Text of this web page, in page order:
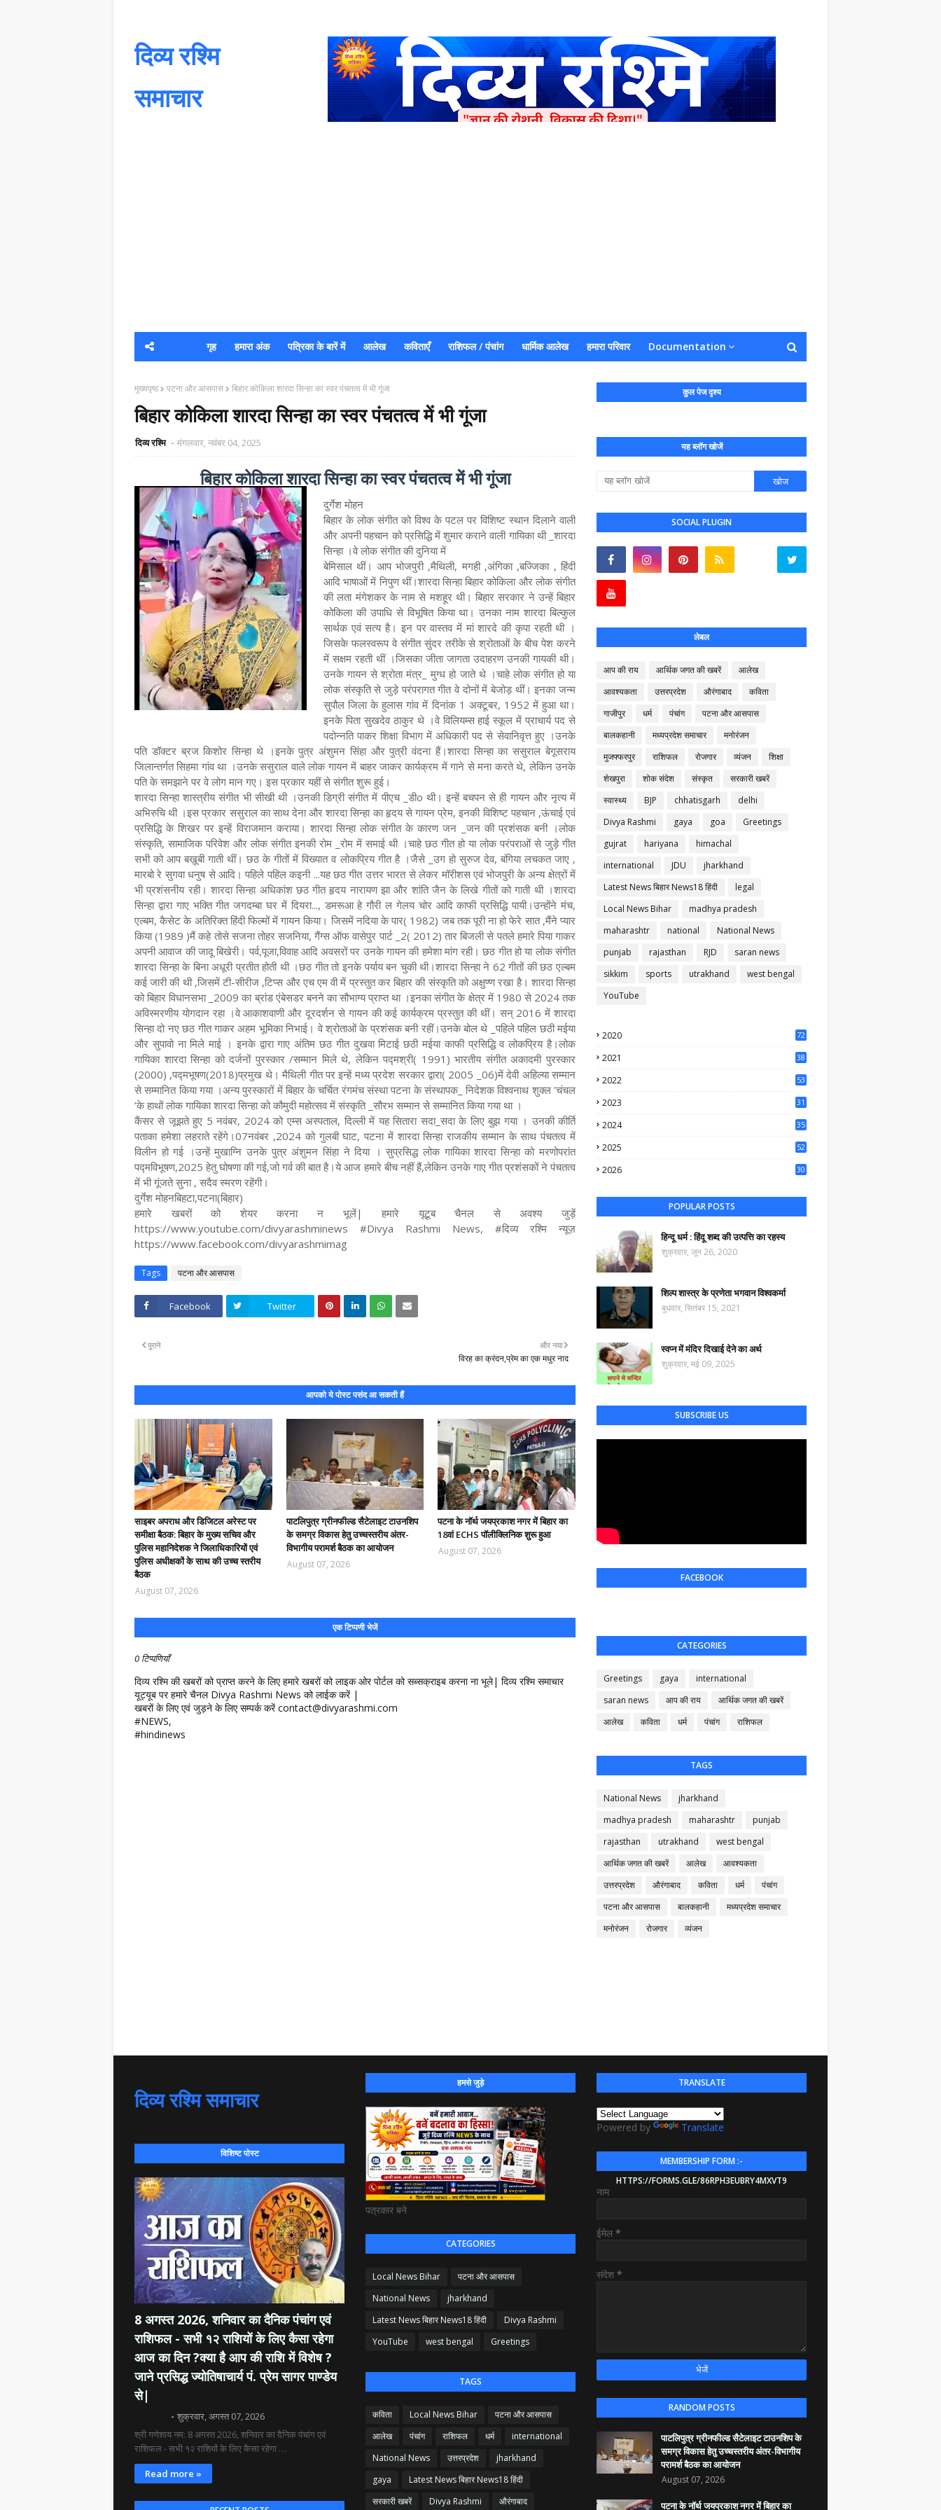
दिव्य रश्मि
समाचार
गृह हमारा अंक पत्रिका के बारें में आलेख कविताएँ राशिफल / पंचांग धार्मिक आलेख हमारा परिवार Documentation
मुख्यपृष्ठ पटना और आसपास बिहार कोकिला शारदा सिन्हा का स्वर पंचतत्व में भी गूंजा
बिहार कोकिला शारदा सिन्हा का स्वर पंचतत्व में भी गूंजा
दिव्य रश्मि मंगलवार, नवंबर 04, 2025
बिहार कोकिला शारदा सिन्हा का स्वर पंचतत्व में भी गूंजा
दुर्गेश मोहन
बिहार के लोक संगीत को विश्व के पटल पर विशिष्ट स्थान दिलाने वाली
और अपनी पहचान को प्रसिद्धि में शुमार कराने वाली गायिका थी _शारदा
सिन्हा ।वे लोक संगीत की दुनिया में
बेमिसाल थीं। आप भोजपुरी ,मैथिली, मगही ,अंगिका ,बज्जिका , हिंदी
आदि भाषाओं में निपुण थीं।शारदा सिन्हा बिहार कोकिला और लोक संगीत
की लता मंगेशकर के नाम से मशहूर थी। बिहार सरकार ने उन्हें बिहार
कोकिला की उपाधि से विभूषित किया था। उनका नाम शारदा बिल्कुल
सार्थक एवं सत्य है। इन पर वास्तव में मां शारदे की कृपा रहती थी ।
जिसके फलस्वरूप वे संगीत सुंदर तरीके से श्रोताओं के बीच पेश करने
में सक्षम रहती थीं ।जिसका जीता जागता उदाहरण उनकी गायकी थी।
उनके गायन से श्रोता मंत्र_ मुग्ध हो जाते थे ।चाहे लोक संगीत हो या
लोक संस्कृति से जुड़े परंपरागत गीत वे दोनों में बेजोड़ थीं। इनका जन्म
सुपौल जिला के हुलास गांव में दिनांक 1 अक्टूबर, 1952 में हुआ था।
इनके पिता सुखदेव ठाकुर थे ।वे विलियम्स हाई स्कूल में प्राचार्य पद से
पदोन्नति पाकर शिक्षा विभाग में अधिकारी पद से सेवानिवृत्त हुए ।उनके
पति डॉक्टर ब्रज किशोर सिन्हा थे ।इनके पुत्र अंशुमन सिंहा और पुत्री वंदना हैं।शारदा सिन्हा का ससुराल बेगूसराय
जिलान्तर्गत सिहमा गांव था ।उनके ससुराल वाले लोक गायन में बाहर जाकर कार्यक्रम में गाने से मना करते थे, लेकिन उनके
पति के समझाने पर वे लोग मान गए। इस प्रकार यहीं से संगीत शुरू हुई।
शारदा सिन्हा शास्त्रीय संगीत भी सीखी थी ।उनकी डिग्री संगीत में पीएच _डीo थी। इन्हें बचपन से ही गायन और नृत्य में
अभिरुचि थी ।इस प्रकार ससुराल का साथ देना और शारदा सिन्हा का हृदय से गायन प्रेम, इनकी विशिष्ट पहचान ,ऊंचाई एवं
प्रसिद्धि के शिखर पर इन्हें विराजमान कराया। शारदा सिन्हा लोक संगीत के कारण जन _जन की प्रशंसक बनी ।लोक
संस्कृति, सामाजिक परिवेश और लोक संगीत इनकी रोम _रोम में समाई थी ।चाहे छठ गीत हो या लोक परंपराओं से जुड़े गीत
सभी को आप बख़ूबी गाती थीं। छठ के गीतों में विख्यात व लोकप्रिय गीत है ।जैसे _उग हो सुरुज देव, बंगिया लचकत जाए ,
मारबो रे सुगवा धनुष से आदि। पहिले पहिल कइनी ...यह छठ गीत उत्तर भारत से लेकर मॉरीशस एवं भोजपुरी के अन्य क्षेत्रों में
भी प्रशंसनीय रही। शारदा सिन्हा अधिकांश छठ गीत हृदय नारायण झा और शांति जैन के लिखे गीतों को गाती थी ।शारदा
सिन्हा द्वारा गाए भक्ति गीत जगदम्बा घर में दियरा..., डमरूआ हे गौरी ल गेलय चोर आदि काफी प्रसिद्धि पायी।उन्होंने मंच,
एल्बम, कैसेट के अतिरिक्त हिंदी फिल्मों में गायन किया। जिसमें नदिया के पार( 1982) जब तक पूरी ना हो फेरे सात ,मैंने प्यार
किया (1989 )मैं कहे तोसे सजना तोहर सजनिया, गैंग्स ऑफ वासेपुर पार्ट _2( 2012) तार बिजली से पतले हमारे पिया गाकर
अपनी आवाज की जादू बिखेरी। पर्व,पूजा,विवाह आदि अवसरों पर उनके गायन की हमेशा मांग रही। छठ गीत हो या लोक संगीत
शारदा सिन्हा के बिना अधूरी प्रतीत होती थी ।छठ गीत तो इनके पर्याय बन चुकी थी।शारदा सिन्हा ने 62 गीतों की छठ एल्बम
कई जारी की थी ,जिसमें टी-सीरीज ,टिप्स और एच एम वी में प्रस्तुत कर बिहार की संस्कृति को अक्षुण्ण रखा है। शारदा सिन्हा
को बिहार विधानसभा _2009 का ब्रांड एंबेसडर बनने का सौभाग्य प्राप्त था ।इनका संगीत के क्षेत्र में 1980 से 2024 तक
अविस्मरणीय योगदान रहा ।वे आकाशवाणी और दूरदर्शन से गायन की कई कार्यक्रम प्रस्तुत की थीं। सन् 2016 में शारदा
सिन्हा दो नए छठ गीत गाकर अहम भूमिका निभाई। वे श्रोताओं के प्रशंसक बनी रहीं।उनके बोल थे _पहिले पहिल छठी मईया
और सुपावो ना मिले माई । इनके द्वारा गाए अंतिम छठ गीत दुखवा मिटाई छठी मईया काफी प्रसिद्धि व लोकप्रिय है।लोक
गायिका शारदा सिन्हा को दर्जनों पुरस्कार /सम्मान मिले थे, लेकिन पद्मश्री( 1991) भारतीय संगीत अकादमी पुरस्कार
(2000) ,पद्मभूषण(2018)प्रमुख थे। मैथिली गीत पर इन्हें मध्य प्रदेश सरकार द्वारा( 2005 _06)में देवी अहिल्या सम्मान
से सम्मानित किया गया ।अन्य पुरस्कारों में बिहार के चर्चित रंगमंच संस्था पटना के संस्थापक_ निदेशक विश्वनाथ शुक्ल ’चंचल
’के हाथों लोक गायिका शारदा सिन्हा को कौमुदी महोत्सव में संस्कृति _सौरभ सम्मान से सम्मानित किया गया था ।
कैंसर से जूझते हुए 5 नवंबर, 2024 को एम्स अस्पताल, दिल्ली में यह सितारा सदा_सदा के लिए बुझ गया । उनकी कीर्ति
पताका हमेशा लहराते रहेंगे।07नवंबर ,2024 को गुलबी घाट, पटना में शारदा सिन्हा राजकीय सम्मान के साथ पंचतत्व में
विलीन हो गई ।उन्हें मुखाग्नि उनके पुत्र अंशुमन सिंहा ने दिया । सुप्रसिद्ध लोक गायिका शारदा सिन्हा को मरणोपरांत
पद्मविभूषण,2025 हेतु घोषणा की गई,जो गर्व की बात है।ये आज हमारे बीच नहीं हैं,लेकिन उनके गाए गीत प्रशंसकों ने पंचतत्व
में भी गूंजते सुना , सदैव स्मरण रहेंगी।
दुर्गेश मोहनबिहटा,पटना(बिहार)
हमारे खबरों को शेयर करना न भूलें| हमारे यूटूब चैनल से अवश्य जुड़ें
https://www.youtube.com/divyarashminews #Divya Rashmi News, #दिव्य रश्मि न्यूज़
https://www.facebook.com/divyarashmimag
Tags पटना और आसपास
Facebook Twitter
और नया
विरह का क्रंदन,प्रेम का एक मधुर नाद
पुराने
आपको ये पोस्ट पसंद आ सकती हैं
साइबर अपराध और डिजिटल अरेस्ट पर
समीक्षा बैठक: बिहार के मुख्य सचिव और
पुलिस महानिदेशक ने जिलाधिकारियों एवं
पुलिस अधीक्षकों के साथ की उच्च स्तरीय
बैठक
August 07, 2026
पाटलिपुत्र ग्रीनफील्ड सैटेलाइट टाउनशिप
के समग्र विकास हेतु उच्चस्तरीय अंतर-
विभागीय परामर्श बैठक का आयोजन
August 07, 2026
पटना के नॉर्थ जयप्रकाश नगर में बिहार का
18वां ECHS पॉलीक्लिनिक शुरू हुआ
August 07, 2026
एक टिप्पणी भेजें
0 टिप्पणियाँ
दिव्य रश्मि की खबरों को प्राप्त करने के लिए हमारे खबरों को लाइक ओर पोर्टल को सब्सक्राइब करना ना भूले| दिव्य रश्मि समाचार
यूट्यूब पर हमारे चैनल Divya Rashmi News को लाईक करें |
खबरों के लिए एवं जुड़ने के लिए सम्पर्क करें contact@divyarashmi.com
#NEWS,
#hindinews
कुल पेज दृश्य
यह ब्लॉग खोजें
SOCIAL PLUGIN
लेबल
आप की राय आर्थिक जगत की खबरें
आलेख
आवश्यकता
उत्तरप्रदेश औरंगाबाद
कविता
गाजीपुर
धर्म पंचांग
पटना और आसपास
बालकहानी
मध्यप्रदेश समाचार
मनोरंजन
मुजफ्फरपुर
राशिफल रोजगार व्यंजन
शिक्षा
शेखपुरा
शोक संदेश संस्कृत
सरकारी खबरें
स्वास्थ्य
BJP chhatisgarh
delhi
Divya Rashmi
gaya goa
Greetings
gujrat
hariyana
himachal
international
JDU
jharkhand
Latest News बिहार News18 हिंदी
legal
Local News Bihar
madhya pradesh
maharashtr
national
National News
punjab
rajasthan RJD
saran news
sikkim
sports utrakhand
west bengal
YouTube
2020
72
2021
38
2022
53
2023
31
2024
35
2025
52
2026
30
POPULAR POSTS
हिन्दू धर्म : हिंदू शब्द की उत्पत्ति का रहस्य
शुक्रवार, जून 26, 2020
शिल्प शास्त्र के प्रणेता भगवान विश्वकर्मा
बुधवार, सितंबर 15, 2021
स्वप्न में मंदिर दिखाई देने का अर्थ
शुक्रवार, मई 09, 2025
SUBSCRIBE US
FACEBOOK
CATEGORIES
Greetings gaya
international
saran news
आप की राय
आर्थिक जगत की खबरें
आलेख
कविता धर्म पंचांग राशिफल
TAGS
National News
jharkhand
madhya pradesh
maharashtr
punjab
rajasthan
utrakhand
west bengal
आर्थिक जगत की खबरें
आलेख
आवश्यकता
उत्तरप्रदेश
औरंगाबाद कविता धर्म
पंचांग
पटना और आसपास
बालकहानी
मध्यप्रदेश समाचार
मनोरंजन
रोजगार व्यंजन
दिव्य रश्मि समाचार
विशिष्ट पोस्ट
8 अगस्त 2026, शनिवार का दैनिक पंचांग एवं
राशिफल - सभी १२ राशियों के लिए कैसा रहेगा
आज का दिन ?क्या है आप की राशि में विशेष ?
जाने प्रसिद्ध ज्योतिषाचार्य पं. प्रेम सागर पाण्डेय
से|
शुक्रवार, अगस्त 07, 2026
श्री गणेशाय नम: 8 अगस्त 2026, शनिवार का दैनिक पंचांग एवं
राशिफल - सभी १२ राशियों के लिए कैसा रहेगा …
Read more »
हमसे जुड़े
पत्रकार बने
CATEGORIES
Local News Bihar
पटना और आसपास
National News
jharkhand
Latest News बिहार News18 हिंदी
Divya Rashmi
YouTube
west bengal Greetings
TAGS
कविता Local News Bihar
पटना और आसपास
आलेख
पंचांग राशिफल धर्म
international
National News
उत्तरप्रदेश
jharkhand
gaya
Latest News बिहार News18 हिंदी
सरकारी खबरें
Divya Rashmi औरंगाबाद
TRANSLATE
Powered by Translate
MEMBERSHIP FORM :-
HTTPS://FORMS.GLE/86RPH3EUBRY4MXVT9
नाम
ईमेल *
संदेश *
RANDOM POSTS
पाटलिपुत्र ग्रीनफील्ड सैटेलाइट टाउनशिप के
समग्र विकास हेतु उच्चस्तरीय अंतर-विभागीय
परामर्श बैठक का आयोजन
August 07, 2026
पटना के नॉर्थ जयप्रकाश नगर में बिहार का